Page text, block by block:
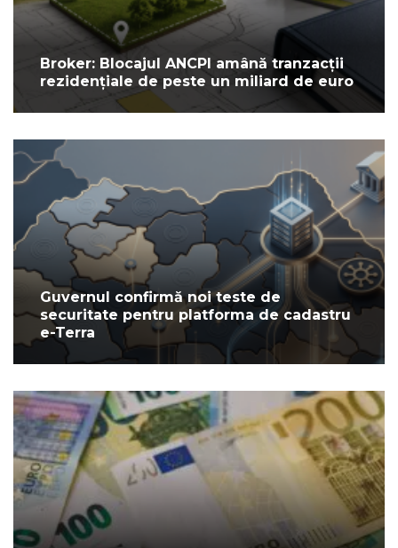
Broker: Blocajul ANCPI amână tranzacții
rezidențiale de peste un miliard de euro
Guvernul confirmă noi teste de
securitate pentru platforma de cadastru
e-Terra